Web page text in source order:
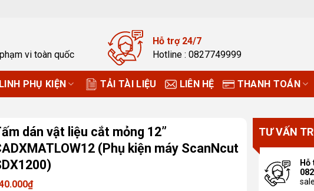
vi toàn quốc
Hỗ trợ 24/7
Hotline : 0827749999
LINH PHỤ KIỆN TẢI TÀI LIỆU LIÊN HỆ THANH TOÁN
dán vật liệu cắt mỏng 12”
(Phụ kiện máy ScanNcut
₫
TƯ VẤN